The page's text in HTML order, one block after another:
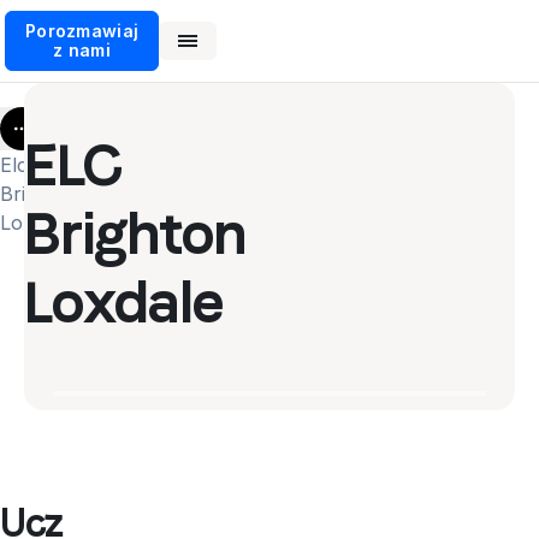
Porozmawiaj
z nami
More
Elc
Brighton
Loxdale
ELC
Brighton
Loxdale
Ucz